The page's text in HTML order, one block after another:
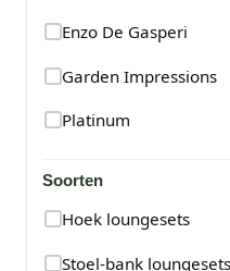
Enzo De Gasperi
Garden Impressions
Platinum
Soorten
Hoek loungesets
Stoel-bank loungesets